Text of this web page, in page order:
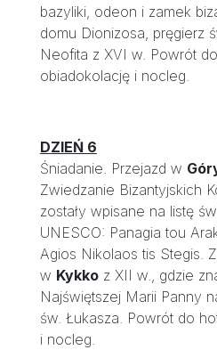
bazyliki, odeon i zamek
domu Dionizosa, pręgierz
Neofita z XVI w. Powrót
obiadokolację i nocleg.
DZIEŃ 6
Śniadanie. Przejazd w
Zwiedzanie Bizantyjskich
zostały wpisane na listę
UNESCO: Panagia tou
Agios Nikolaos tis Stegis.
w Kykkoz XII w., gdzie
Najświętszej Marii Panny
św. Łukasza. Powrót do
i nocleg.